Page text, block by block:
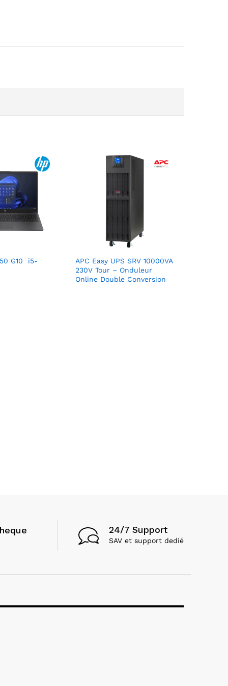
G10 i5-
APC Easy UPS SRV 10000VA
230V Tour – Onduleur
Online Double Conversion
24/7 Support
SAV et support dedié